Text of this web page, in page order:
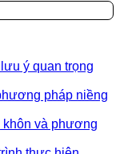
ý quan trọng
pháp niềng
khôn và phương